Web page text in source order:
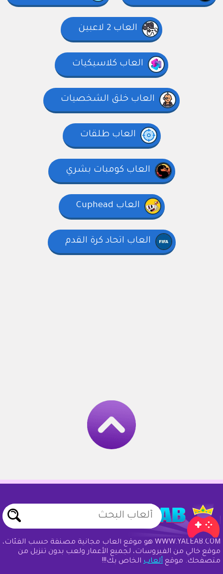
العاب 2 لاعبين
العاب كلاسيكيات
العاب خلق الشخصيات
العاب طلقات
العاب كومبات بشري
العاب Cuphead
العاب اتحاد كرة القدم
WWW.YALEAB.COM هو موقع ألعاب مجانية مصنفة حسب الفئات،
موقع خالي من الفيروسات، لجميع الأعمار ولعب بدون تنزيل من
متصفحك. موقع ألعاب الخاص بك!!!